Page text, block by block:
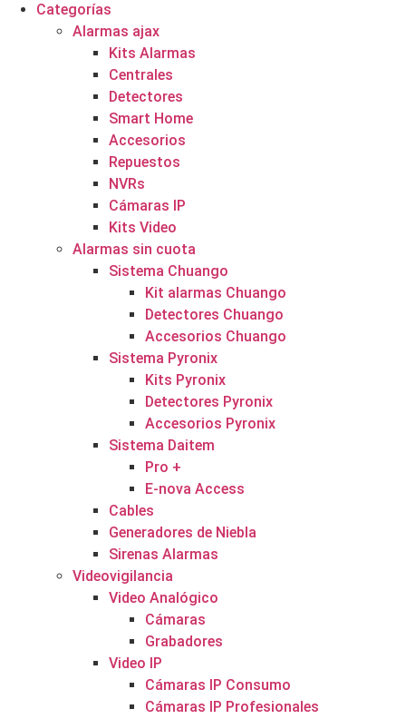
Categorías
Alarmas ajax
Kits Alarmas
Centrales
Detectores
Smart Home
Accesorios
Repuestos
NVRs
Cámaras IP
Kits Video
Alarmas sin cuota
Sistema Chuango
Kit alarmas Chuango
Detectores Chuango
Accesorios Chuango
Sistema Pyronix
Kits Pyronix
Detectores Pyronix
Accesorios Pyronix
Sistema Daitem
Pro +
E-nova Access
Cables
Generadores de Niebla
Sirenas Alarmas
Videovigilancia
Video Analógico
Cámaras
Grabadores
Video IP
Cámaras IP Consumo
Cámaras IP Profesionales